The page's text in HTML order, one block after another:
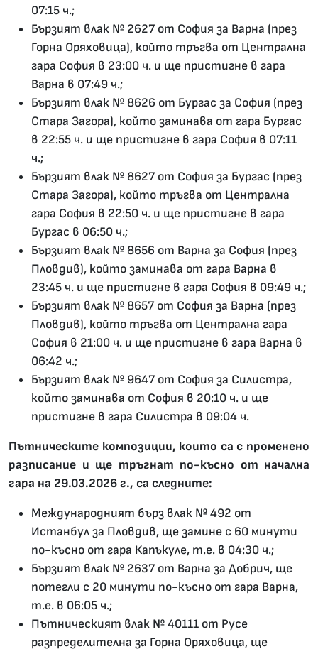
07:15 ч.;
Бързият влак № 2627 от София за Варна (през
Горна Оряховица), който тръгва от Централна
гара София в 23:00 ч. и ще пристигне в гара
Варна в 07:49 ч.;
Бързият влак № 8626 от Бургас за София (през
Стара Загора), който заминава от гара Бургас
в 22:55 ч. и ще пристигне в гара София в 07:11
ч.;
Бързият влак № 8627 от София за Бургас (през
Стара Загора), който тръгва от Централна
гара София в 22:50 ч. и ще пристигне в гара
Бургас в 06:50 ч.;
Бързият влак № 8656 от Варна за София (през
Пловдив), който заминава от гара Варна в
23:45 ч. и ще пристигне в гара София в 09:49 ч.;
Бързият влак № 8657 от София за Варна (през
Пловдив), който тръгва от Централна гара
София в 21:00 ч. и ще пристигне в гара Варна в
06:42 ч.;
Бързият влак № 9647 от София за Силистра,
който заминава от София в 20:10 ч. и ще
пристигне в гара Силистра в 09:04 ч.
Пътническите композиции, които са с променено
разписание и ще тръгнат по-късно от начална
гара на 29.03.2026 г., са следните:
Международният бърз влак № 492 от
Истанбул за Пловдив, ще замине с 60 минути
по-късно от гара Капъкуле, т.е. в 04:30 ч.;
Бързият влак № 2637 от Варна за Добрич, ще
потегли с 20 минути по-късно от гара Варна,
т.е. в 06:05 ч.;
Пътническият влак № 40111 от Русе
разпределителна за Горна Оряховица, ще